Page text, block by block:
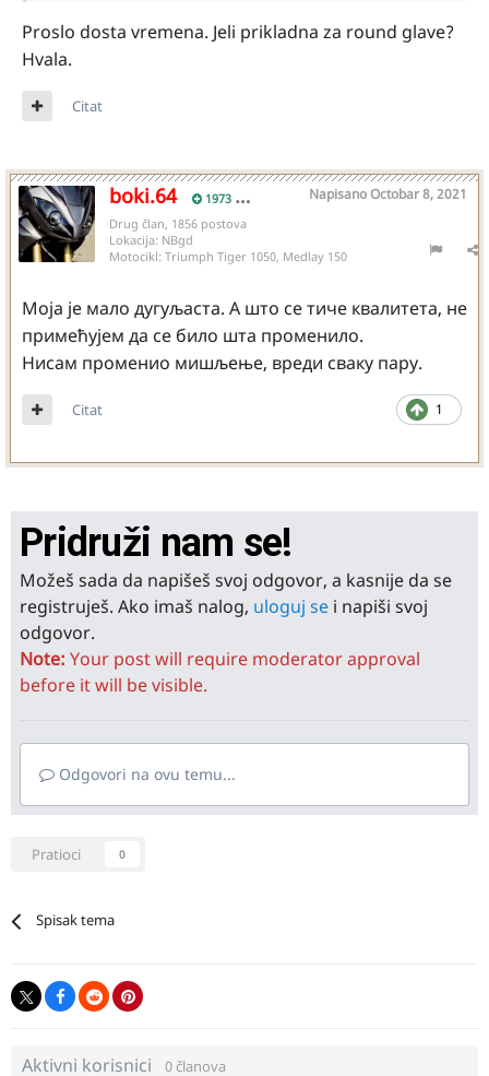
Proslo dosta vremena. Jeli prikladna za round glave?
Hvala.
Citat
boki.64 1973 NapisanoOctobar 8, 2021
Drug član, 1856 postova
Lokacija: NBgd
Motocikl: Triumph Tiger 1050, Medlay 150
Моја је мало дугуљаста. А што се тиче квалитета, не
примећујем да се било шта променило.
Нисам променио мишљење, вреди сваку пару.
1
Citat
Pridruži nam se!
Možeš sada da napišeš svoj odgovor, a kasnije da se
registruješ. Ako imaš nalog, uloguj se i napiši svoj
odgovor.
Note: Your post will require moderator approval
before it will be visible.
Odgovori na ovu temu...
Pratioci 0
Spisak tema
Aktivni korisnici 0 članova